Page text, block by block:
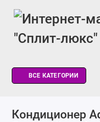
ВСЕ КАТЕГОРИИ
Кондиционер